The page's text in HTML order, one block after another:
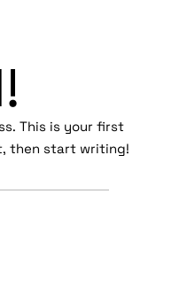
This is your first
then start writing!